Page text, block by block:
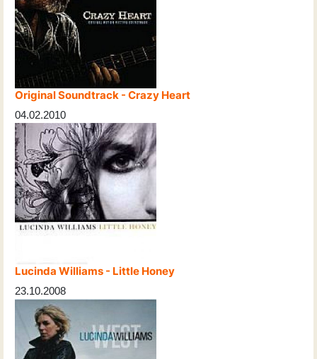
Original Soundtrack - Crazy Heart
04.02.2010
Lucinda Williams - Little Honey
23.10.2008